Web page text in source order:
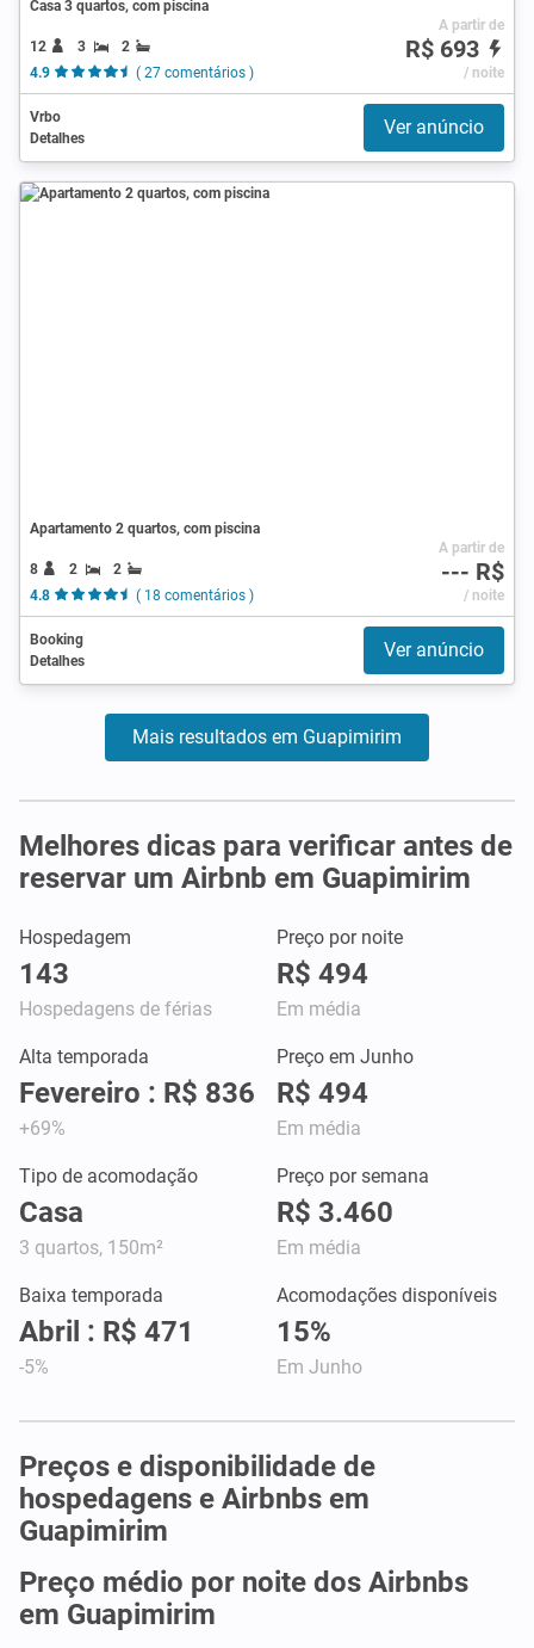
Casa 3 quartos, com piscina
12 3
2
4.9
( 27 comentários )
A partir de
R$ 693
/ noite
Vrbo
Detalhes
Ver anúncio
Apartamento 2 quartos, com piscina
8 2
2
4.8
( 18 comentários )
A partir de
--- R$
/ noite
Booking
Detalhes
Ver anúncio
Mais resultados em Guapimirim
Melhores dicas para verificar antes de
reservar um Airbnb em Guapimirim
Hospedagem
143
Hospedagens de férias
Preço por noite
R$ 494
Em média
Alta temporada
Fevereiro : R$ 836
+69%
Preço em Junho
R$ 494
Em média
Tipo de acomodação
Casa
3 quartos, 150m²
Preço por semana
R$ 3.460
Em média
Baixa temporada
Abril : R$ 471
-5%
Acomodações disponíveis
15%
Em Junho
Preços e disponibilidade de
hospedagens e Airbnbs em
Guapimirim
Preço médio por noite dos Airbnbs
em Guapimirim